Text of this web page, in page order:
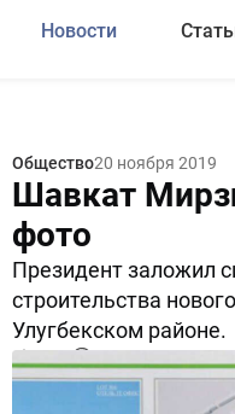
Новости
Общество20 ноября 2019
Шавкат
фото
Президент заложил
строительства
Улугбекском районе.